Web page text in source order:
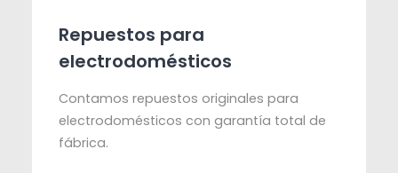
Repuestos para
electrodomésticos
Contamos repuestos originales para
electrodomésticos con garantía total de
fábrica.